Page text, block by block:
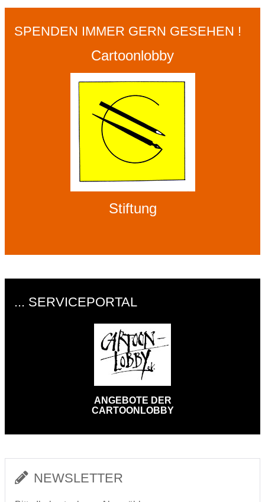
SPENDEN IMMER GERN GESEHEN !
Cartoonlobby
Stiftung
... SERVICEPORTAL
ANGEBOTE DER
CARTOONLOBBY
NEWSLETTER